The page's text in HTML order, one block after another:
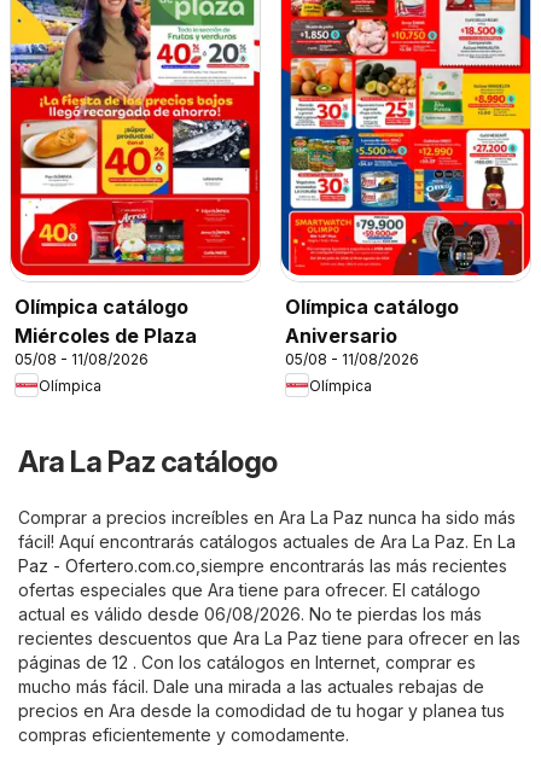
Olímpica catálogo
Miércoles de Plaza
05/08 - 11/08/2026
Olímpica
Olímpica catálogo
Aniversario
05/08 - 11/08/2026
Olímpica
Ara La Paz catálogo
Comprar a precios increíbles en Ara La Paz nunca ha sido más
fácil! Aquí encontrarás catálogos actuales de Ara La Paz. En La
Paz - Ofertero.com.co ,siempre encontrarás las más recientes
ofertas especiales que Ara tiene para ofrecer. El catálogo
actual es válido desde 06/08/2026. No te pierdas los más
recientes descuentos que Ara La Paz tiene para ofrecer en las
páginas de 12 . Con los catálogos en Internet, comprar es
mucho más fácil. Dale una mirada a las actuales rebajas de
precios en Ara desde la comodidad de tu hogar y planea tus
compras eficientemente y comodamente.